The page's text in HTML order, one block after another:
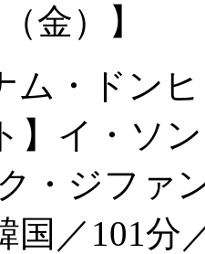
金）】
ム・ドン
】イ・ソ
・ジファ
国／101分